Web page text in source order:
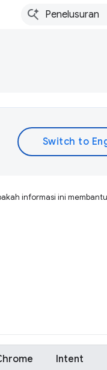
informasi ini
Intent